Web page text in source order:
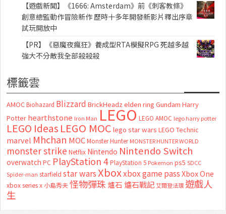
【遊戲新聞】《1666: Amsterdam》前《刺客教條》
創意總監動作冒險新作 歷時十多年開發新影片釋出序章
試玩開放中
【PR】《惡魔夜瘋狂》養成型RTA模擬RPG 死越多越
強大不分敵我全部殺殺殺
標籤雲
AMOC Biohazard Blizzard BrickHeadz elden ring Gundam Harry
Potter hearthstone Iron Man LEGO LEGO AMOC lego harry potter
LEGO Ideas LEGO MOC lego star wars LEGO Technic
marvel Mhchan MOC Monster Hunter MONSTER HUNTER WORLD
monster strike Netflix Nintendo Nintendo Switch
overwatch PC PlayStation 4 PlayStation 5 Pokemon ps5 SDCC
Spider-man starfield star warsXboxxbox game passXbox One
xbox series x 小島秀夫怪物彈珠 爐石 爐石戰記艾爾登法環 遊戲人
生